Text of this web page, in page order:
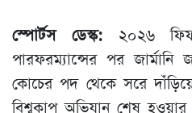
স্পোর্টস ডেস্ক:২০২৬ ফিফা
পারফরম্যান্সের পর
কোচের পদ থেকে সরে